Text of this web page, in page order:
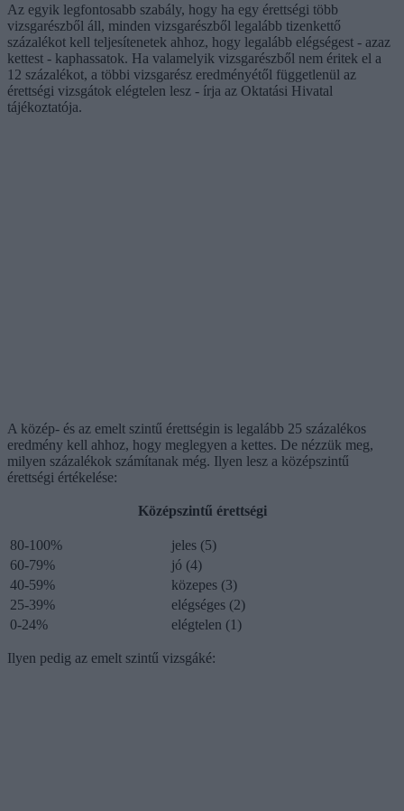
Az egyik legfontosabb szabály, hogy ha egy érettségi több
vizsgarészből áll, minden vizsgarészből legalább tizenkettő
százalékot kell teljesítenetek ahhoz, hogy legalább elégségest - azaz
kettest - kaphassatok. Ha valamelyik vizsgarészből nem éritek el a
12 százalékot, a többi vizsgarész eredményétől függetlenül az
érettségi vizsgátok elégtelen lesz - írja az Oktatási Hivatal
tájékoztatója.
A közép- és az emelt szintű érettségin is legalább 25 százalékos
eredmény kell ahhoz, hogy meglegyen a kettes. De nézzük meg,
milyen százalékok számítanak még. Ilyen lesz a középszintű
érettségi értékelése:
Középszintű érettségi
80-100%
jeles (5)
60-79%
jó (4)
40-59%
közepes (3)
25-39%
elégséges (2)
0-24%
elégtelen (1)
Ilyen pedig az emelt szintű vizsgáké: